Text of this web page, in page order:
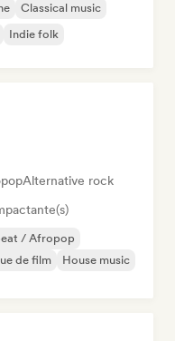
Classical music
Indie folk
Alternative rock
/ Afropop
de film
House music